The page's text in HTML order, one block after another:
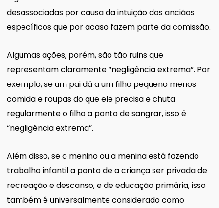
desassociadas por causa da intuição dos anciãos
específicos que por acaso fazem parte da comissão.
Algumas ações, porém, são tão ruins que
representam claramente “negligência extrema”. Por
exemplo, se um pai dá a um filho pequeno menos
comida e roupas do que ele precisa e chuta
regularmente o filho a ponto de sangrar, isso é
“negligência extrema”.
Além disso, se o menino ou a menina está fazendo
trabalho infantil a ponto de a criança ser privada de
recreação e descanso, e de educação primária, isso
também é universalmente considerado como